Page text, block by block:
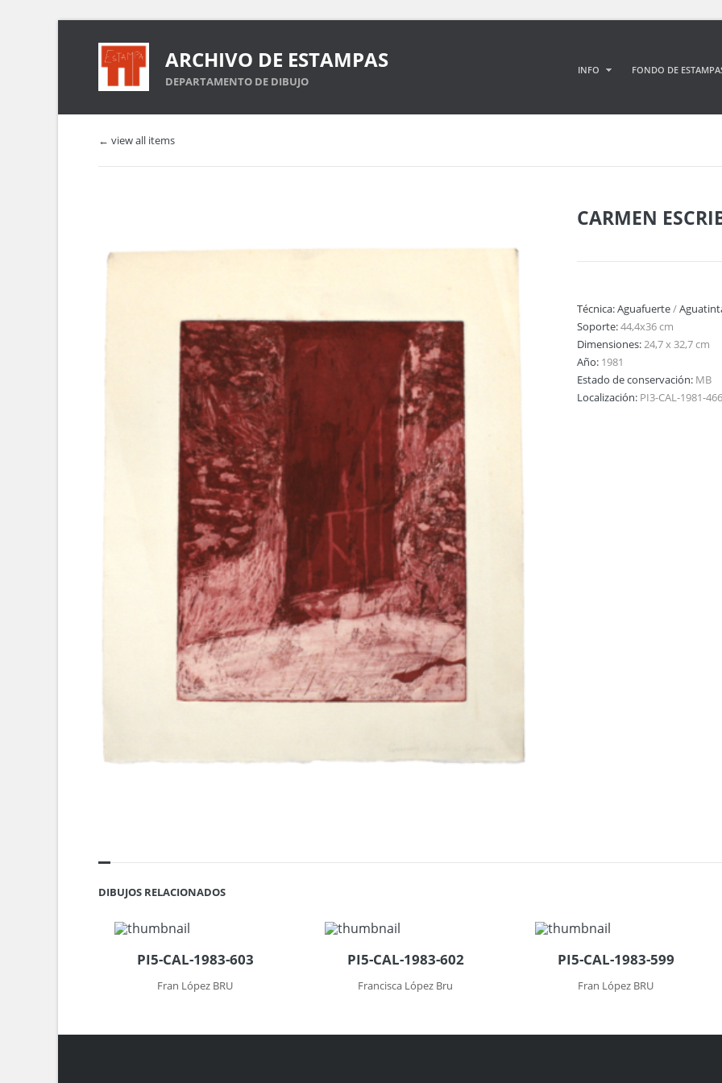
ARCHIVO DE ESTAMPAS
DEPARTAMENTO DE DIBUJO
INFO FONDO DE
← view all items
CARMEN
Técnica:Aguafuerte/
Soporte:44,4x36 cm
Dimensiones:24,7 x 32,7 cm
Año: 1981
Estado de conservación: MB
Localización: PI3-CAL-1981-466
DIBUJOS RELACIONADOS
PI5-CAL-1983-603
Fran López BRU
PI5-CAL-1983-602
Francisca López Bru
PI5-CAL-1983-599
Fran López BRU